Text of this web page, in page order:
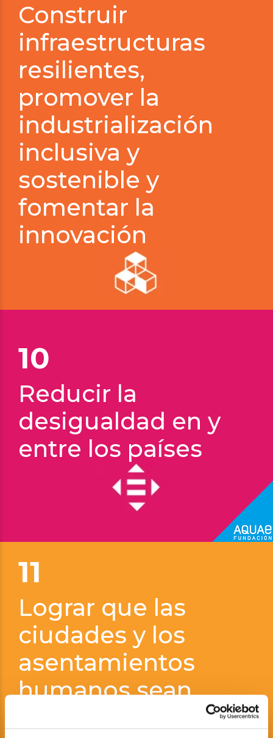
Construir
infraestructuras
resilientes,
promover la
industrialización
inclusiva y
sostenible y
fomentar la
innovación
10
Reducir la
desigualdad en y
entre los países
11
Lograr que las
ciudades y los
asentamientos
humanos sean
inclusivos, seguros,